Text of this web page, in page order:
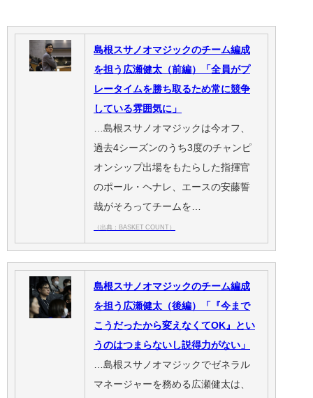
島根スサノオマジックのチーム編成
を担う広瀬健太（前編）「全員がプ
レータイムを勝ち取るため常に競争
している雰囲気に」
…島根スサノオマジックは今オフ、
過去4シーズンのうち3度のチャンピ
オンシップ出場をもたらした指揮官
のポール・ヘナレ、エースの安藤誓
哉がそろってチームを…
（出典：BASKET COUNT）
島根スサノオマジックのチーム編成
を担う広瀬健太（後編）「『今まで
こうだったから変えなくてOK』とい
うのはつまらないし説得力がない」
…島根スサノオマジックでゼネラル
マネージャーを務める広瀬健太は、